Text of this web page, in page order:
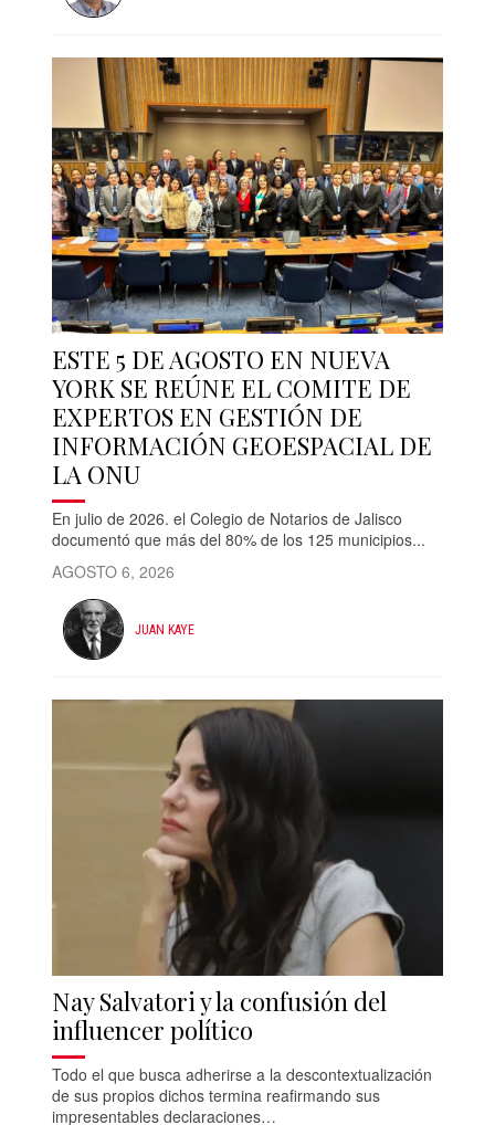
ESTE 5 DE AGOSTO EN NUEVA
YORK SE REÚNE EL COMITE DE
EXPERTOS EN GESTIÓN DE
INFORMACIÓN GEOESPACIAL DE
LA ONU
En julio de 2026. el Colegio de Notarios de Jalisco
documentó que más del 80% de los 125 municipios...
AGOSTO 6, 2026
JUAN KAYE
Nay Salvatori y la confusión del
influencer político
Todo el que busca adherirse a la descontextualización
de sus propios dichos termina reafirmando sus
impresentables declaraciones…